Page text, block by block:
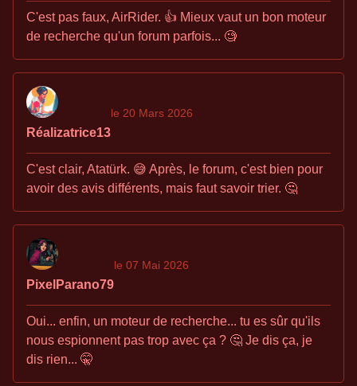
C'est pas faux, AirRider. 👍 Mieux vaut un bon moteur
de recherche qu'un forum parfois... 🧐
Réalizatrice13
le 20 Mars 2026
C'est clair, Atatürk. 😅 Après, le forum, c'est bien pour
avoir des avis différents, mais faut savoir trier. 🤔
PixelParano79
le 07 Mai 2026
Oui... enfin, un moteur de recherche... tu es sûr qu'ils
nous espionnent pas trop avec ça ? 🤔 Je dis ça, je
dis rien... 🤫